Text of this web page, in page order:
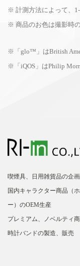
※ 計測方法によって、
※ 商品のお色は撮影時
※「glo™」はBritish
※「iQOS」はPhilip
喫煙具、日用雑貨品の企
国内キャラクター商品（
ー）のOEM生産
プレミアム、ノベルティ
時計バンドの製造、販売